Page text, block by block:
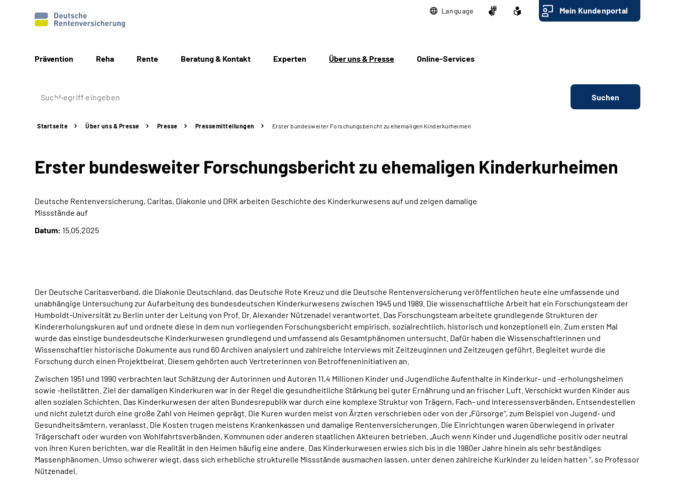
Language Mein Kundenportal
Prävention Reha Rente Beratung & Kontakt Experten Über uns & Presse Online-Services
Suchen
Startseite Über uns & Presse Presse Pressemitteilungen Erster bundesweiter Forschungsbericht zu ehemaligen Kinderkurheimen
Erster bundesweiter Forschungsbericht zu ehemaligen Kinderkurheimen
Deutsche Rentenversicherung, Caritas, Diakonie und DRK arbeiten Geschichte des Kinderkurwesens auf und zeigen damalige
Missstände auf
Datum: 15.05.2025
Der Deutsche Caritasverband, die Diakonie Deutschland, das Deutsche Rote Kreuz und die Deutsche Rentenversicherung veröffentlichen heute eine umfassende und
unabhängige Untersuchung zur Aufarbeitung des bundesdeutschen Kinderkurwesens zwischen 1945 und 1989. Die wissenschaftliche Arbeit hat ein Forschungsteam der
Humboldt-Universität zu Berlin unter der Leitung von Prof. Dr. Alexander Nützenadel verantwortet. Das Forschungsteam arbeitete grundlegende Strukturen der
Kindererholungskuren auf und ordnete diese in dem nun vorliegenden Forschungsbericht empirisch, sozialrechtlich, historisch und konzeptionell ein. Zum ersten Mal
wurde das einstige bundesdeutsche Kinderkurwesen grundlegend und umfassend als Gesamtphänomen untersucht. Dafür haben die Wissenschaftlerinnen und
Wissenschaftler historische Dokumente aus rund 60 Archiven analysiert und zahlreiche Interviews mit Zeitzeuginnen und Zeitzeugen geführt. Begleitet wurde die
Forschung durch einen Projektbeirat. Diesem gehörten auch Vertreterinnen von Betroffeneninitiativen an.
Zwischen 1951 und 1990 verbrachten laut Schätzung der Autorinnen und Autoren 11,4 Millionen Kinder und Jugendliche Aufenthalte in Kinderkur- und -erholungsheimen
sowie -heilstätten. Ziel der damaligen Kinderkuren war in der Regel die gesundheitliche Stärkung bei guter Ernährung und an frischer Luft. Verschickt wurden Kinder aus
allen sozialen Schichten. Das Kinderkurwesen der alten Bundesrepublik war durch eine komplexe Struktur von Trägern, Fach- und Interessensverbänden, Entsendestellen
und nicht zuletzt durch eine große Zahl von Heimen geprägt. Die Kuren wurden meist von Ärzten verschrieben oder von der „Fürsorge“, zum Beispiel von Jugend- und
Gesundheitsämtern, veranlasst. Die Kosten trugen meistens Krankenkassen und damalige Rentenversicherungen. Die Einrichtungen waren überwiegend in privater
Trägerschaft oder wurden von Wohlfahrtsverbänden, Kommunen oder anderen staatlichen Akteuren betrieben. „Auch wenn Kinder und Jugendliche positiv oder neutral
von ihren Kuren berichten, war die Realität in den Heimen häufig eine andere. Das Kinderkurwesen erwies sich bis in die 1980er Jahre hinein als sehr beständiges
Massenphänomen. Umso schwerer wiegt, dass sich erhebliche strukturelle Missstände ausmachen lassen, unter denen zahlreiche Kurkinder zu leiden hatten ", so Professor
Nützenadel.